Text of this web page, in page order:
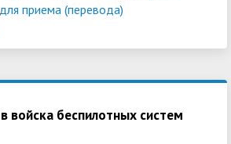
приема (перевода)
войска беспилотных систем